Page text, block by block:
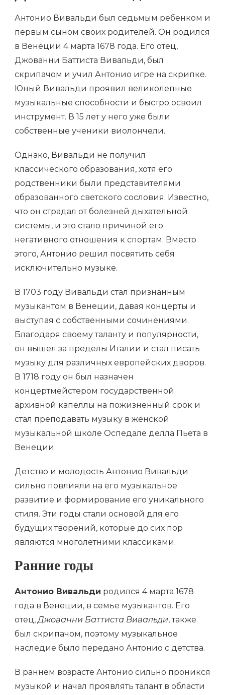
Антонио Вивальди был седьмым ребенком и
первым сыном своих родителей. Он родился
в Венеции 4 марта 1678 года. Его отец,
Джованни Баттиста Вивальди, был
скрипачом и учил Антонио игре на скрипке.
Юный Вивальди проявил великолепные
музыкальные способности и быстро освоил
инструмент. В 15 лет у него уже были
собственные ученики виолончели.
Однако, Вивальди не получил
классического образования, хотя его
родственники были представителями
образованного светского сословия. Известно,
что он страдал от болезней дыхательной
системы, и это стало причиной его
негативного отношения к спортам. Вместо
этого, Антонио решил посвятить себя
исключительно музыке.
В 1703 году Вивальди стал признанным
музыкантом в Венеции, давая концерты и
выступая с собственными сочинениями.
Благодаря своему таланту и популярности,
он вышел за пределы Италии и стал писать
музыку для различных европейских дворов.
В 1718 году он был назначен
концертмейстером государственной
архивной капеллы на пожизненный срок и
стал преподавать музыку в женской
музыкальной школе Оспедале делла Пьета в
Венеции.
Детство и молодость Антонио Вивальди
сильно повлияли на его музыкальное
развитие и формирование его уникального
стиля. Эти годы стали основой для его
будущих творений, которые до сих пор
являются многолетними классиками.
Ранние годы
Антонио Вивальди родился 4 марта 1678
года в Венеции, в семье музыкантов. Его
отец,Джованни Баттиста Вивальди, также
был скрипачом, поэтому музыкальное
наследие было передано Антонио с детства.
В раннем возрасте Антонио сильно проникся
музыкой и начал проявлять талант в области